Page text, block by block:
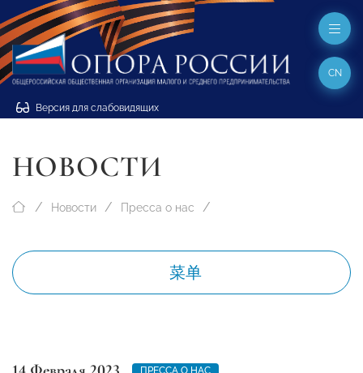
Версия для слабовидящих
CN
НОВОСТИ
Новости Пресса о нас
菜单
ПРЕССА О НАС